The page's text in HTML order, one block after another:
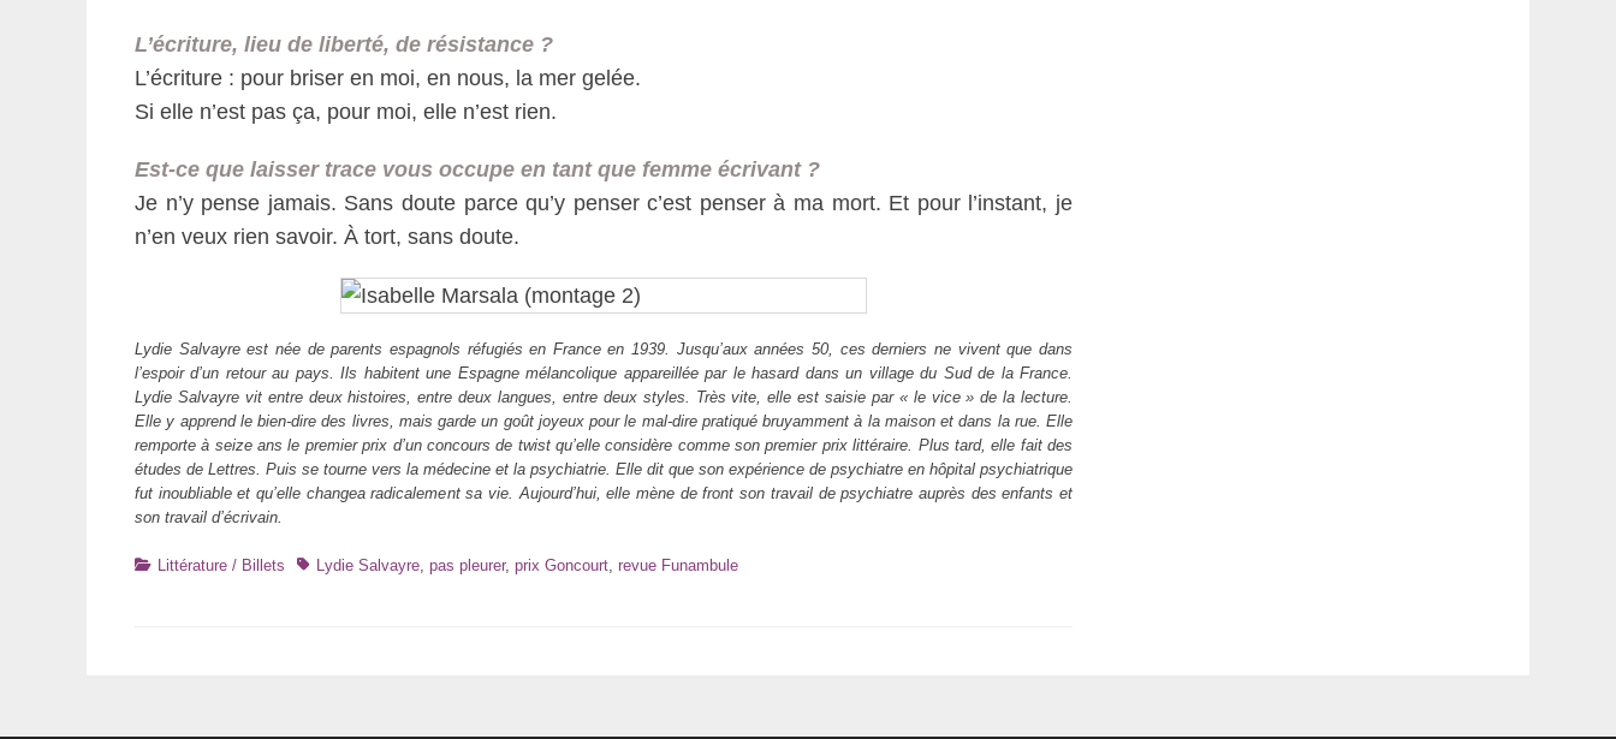
L’écriture, lieu de liberté, de résistance ?
L’écriture : pour briser en moi, en nous, la mer gelée.
Si elle n’est pas ça, pour moi, elle n’est rien.
Est-ce que laisser trace vous occupe en tant que femme écrivant ?
Je n’y pense jamais. Sans doute parce qu’y penser c’est penser à ma mort. Et pour l’instant, je
n’en veux rien savoir. À tort, sans doute.
Lydie Salvayre est née de parents espagnols réfugiés en France en 1939. Jusqu’aux années 50, ces derniers ne vivent que dans
l’espoir d’un retour au pays. Ils habitent une Espagne mélancolique appareillée par le hasard dans un village du Sud de la France.
Lydie Salvayre vit entre deux histoires, entre deux langues, entre deux styles. Très vite, elle est saisie par « le vice » de la lecture.
Elle y apprend le bien-dire des livres, mais garde un goût joyeux pour le mal-dire pratiqué bruyamment à la maison et dans la rue. Elle
remporte à seize ans le premier prix d’un concours de twist qu’elle considère comme son premier prix littéraire. Plus tard, elle fait des
études de Lettres. Puis se tourne vers la médecine et la psychiatrie. Elle dit que son expérience de psychiatre en hôpital psychiatrique
fut inoubliable et qu’elle changea radicalement sa vie. Aujourd’hui, elle mène de front son travail de psychiatre auprès des enfants et
son travail d’écrivain.
Catégories
Littérature / Billets TagsLydie Salvayre, pas pleurer, prix Goncourt, revue Funambule